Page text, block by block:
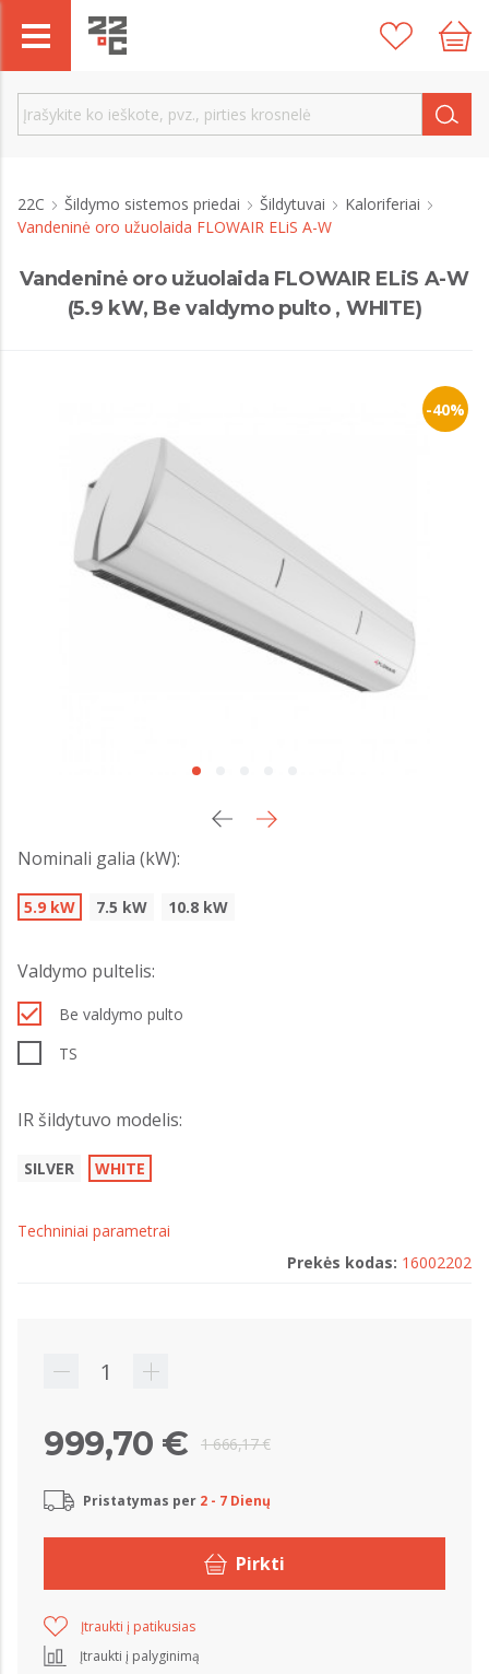
22C Šildymo sistemos priedai Šildytuvai
Kaloriferiai
Vandeninė oro užuolaida FLOWAIR ELiS A-W
Vandeninė oro užuolaida FLOWAIR ELiS A-W
(5.9 kW, Be valdymo pulto , WHITE)
-40%
Nominali galia (kW):
5.9 kW 7.5 kW 10.8 kW
Valdymo pultelis:
Be valdymo pulto
TS
IR šildytuvo modelis:
SILVER WHITE
Techniniai parametrai
Prekės kodas: 16002202
1 666,17 €
999,70 €
Pristatymas per 2 - 7 Dienų
Pirkti
Įtraukti į patikusias
Įtraukti į palyginimą